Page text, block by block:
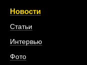
Новости
Статьи
Интервью
Фото